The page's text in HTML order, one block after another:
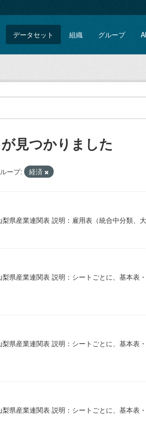
データセット 組織 グループ
見つかりました
ープ: 経済
県産業連関表 説明：雇用表（統合中分類、大
県産業連関表 説明：シートごとに、基本表
県産業連関表 説明：シートごとに、基本表
県産業連関表 説明：シートごとに、基本表